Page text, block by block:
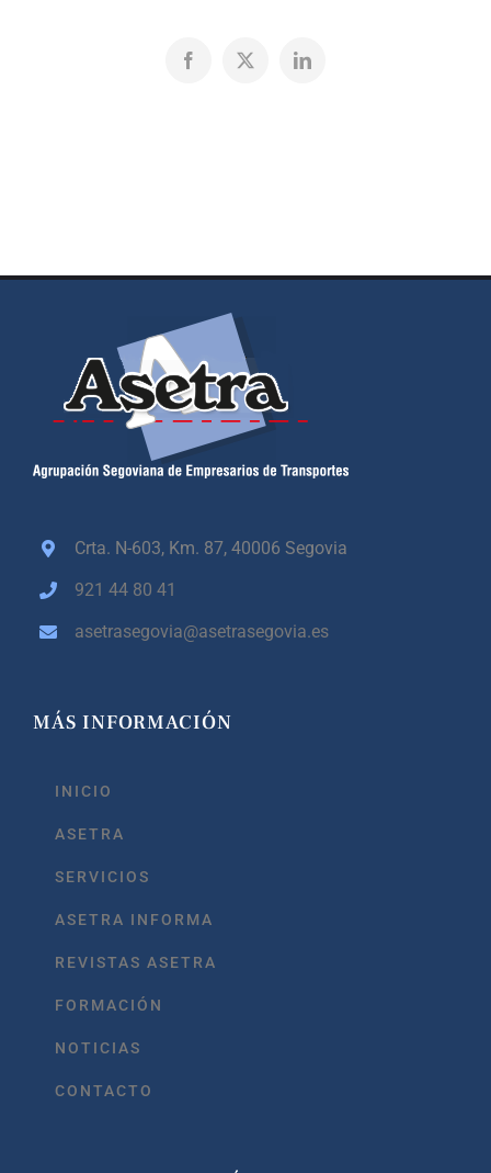
Facebook
X LinkedIn
Crta. N-603, Km. 87,40006 Segovia
921 44 80 41
asetrasegovia@asetrasegovia.es
MÁS INFORMACIÓN
INICIO
ASETRA
SERVICIOS
ASETRA INFORMA
REVISTAS ASETRA
FORMACIÓN
NOTICIAS
CONTACTO